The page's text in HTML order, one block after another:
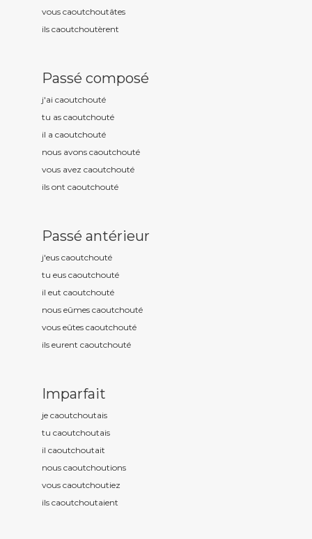
vous caoutchoutâtes
ils caoutchoutèrent
Passé composé
j'ai caoutchouté
tu as caoutchouté
il a caoutchouté
nous avons caoutchouté
vous avez caoutchouté
ils ont caoutchouté
Passé antérieur
j'eus caoutchouté
tu eus caoutchouté
il eut caoutchouté
nous eûmes caoutchouté
vous eûtes caoutchouté
ils eurent caoutchouté
Imparfait
je caoutchoutais
tu caoutchoutais
il caoutchoutait
nous caoutchoutions
vous caoutchoutiez
ils caoutchoutaient